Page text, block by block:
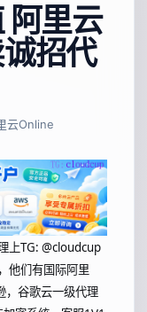
阿里云
招代
云Online
上TG: @cloudcup
他们有国际阿里
，谷歌云一级代理